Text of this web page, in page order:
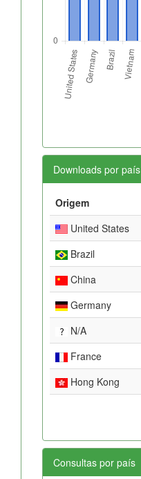
Downloads por país
Origem
United States
Brazil
China
Germany
N/A
France
Hong Kong
Consultas por país